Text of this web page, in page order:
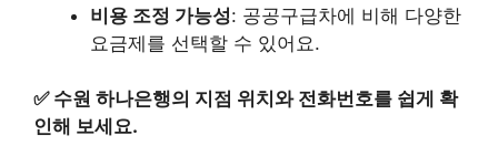
비용 조정 가능성: 공공구급차에 비해 다양한
요금제를 선택할 수 있어요.
✅ 수원 하나은행의 지점 위치와 전화번호를 쉽게 확
인해 보세요.